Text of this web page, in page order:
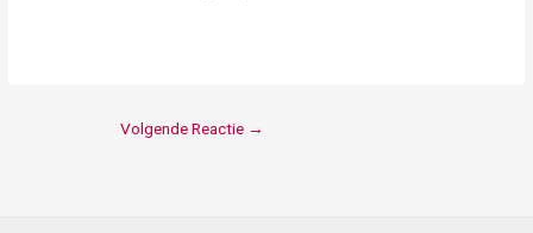
Volgende Reactie →